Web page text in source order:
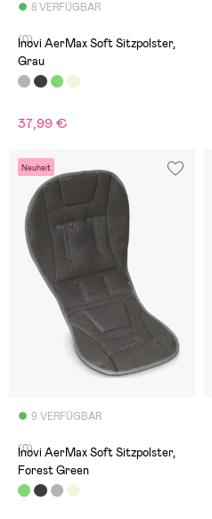
8 VERFÜGBAR
(0)
Inovi AerMax Soft Sitzpolster,
Grau
37,99 €
Neuheit
9 VERFÜGBAR
(0)
Inovi AerMax Soft Sitzpolster,
Forest Green